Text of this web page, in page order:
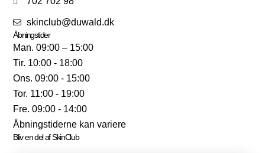
skinclub@duwald.dk
Åbningstider
Man. 09:00 – 15:00
Tir. 10:00 - 18:00
Ons. 09:00 - 15:00
Tor. 11:00 - 19:00
Fre. 09:00 - 14:00
Åbningstiderne kan variere
Bliv en del af SkinClub